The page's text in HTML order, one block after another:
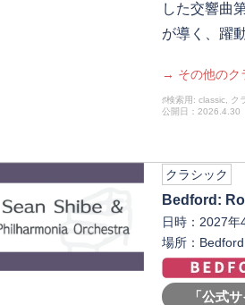
した交響曲
が導く、躍
→ その他のク
♯検索用: classic, ク
公開日：2026.4.30
クラシック
Bedford:
日時：2027
場所：
「公式